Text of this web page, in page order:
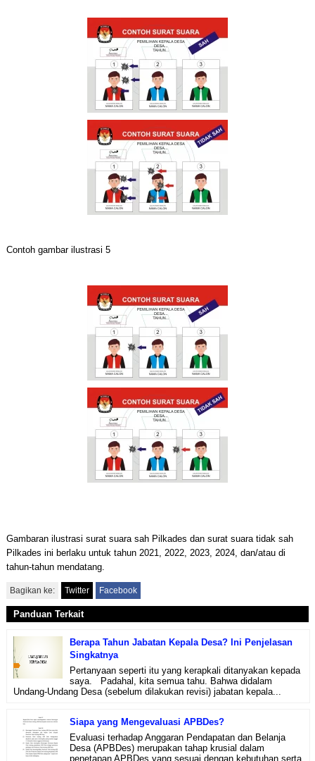
Contoh gambar ilustrasi 5
Gambaran ilustrasi surat suara sah Pilkades dan surat suara tidak sah
Pilkades ini berlaku untuk tahun 2021, 2022, 2023, 2024, dan/atau di
tahun-tahun mendatang.
Bagikan ke: Twitter Facebook
Panduan Terkait
Berapa Tahun Jabatan Kepala Desa? Ini Penjelasan
Singkatnya
Pertanyaan seperti itu yang kerapkali ditanyakan kepada
saya. Padahal, kita semua tahu. Bahwa didalam
Undang-Undang Desa (sebelum dilakukan revisi) jabatan kepala...
Siapa yang Mengevaluasi APBDes?
Evaluasi terhadap Anggaran Pendapatan dan Belanja
Desa (APBDes) merupakan tahap krusial dalam
penetapan APBDes yang sesuai dengan kebutuhan serta